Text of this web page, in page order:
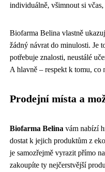
individuálně, všimnout si
Biofarma Belina vlastně
žádný návrat do minulosti. Je
potřebuje znalosti, neustálé
A hlavně – respekt k tomu, co
Prodejní místa a
Biofarma Belina vám nabízí
dostat k jejich produktům z
je samozřejmě vyrazit přímo
zakoupíte ty nejčerstvější